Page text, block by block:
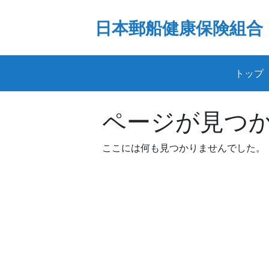
日本郵船健康保険組合
トップ
ページが見つ
ここには何も見つかりませんでした。